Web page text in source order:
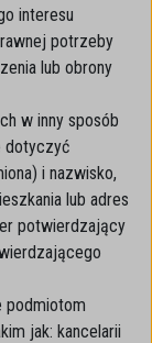
interesu
potrzeby
lub obrony
w inny sposób
dotyczyć
i nazwisko,
lub adres
potwierdzający
podmiotom
jak: kancelarii